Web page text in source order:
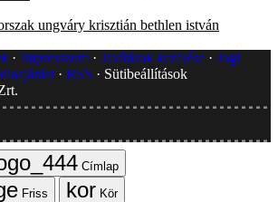
ungváry krisztián bethlen istván
Impresszum Javítások kezelése
Jogi
RSS
Sütibeállítások
Címlap
Friss
Kör